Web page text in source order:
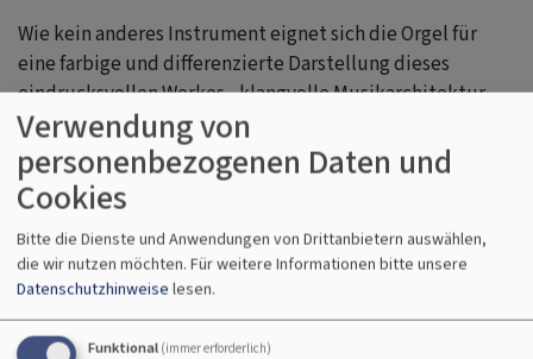
Wie kein anderes Instrument eignet sich die Orgel für
eine farbige und differenzierte Darstellung dieses
eindrucksvollen Werkes - klangvolle Musikarchitektur
keineswegs nur für Spezialisten!
Ein Konzert in Zusammenarbeit mit dem Kuratorium der
Sommerkonzerte in der Wallfahrtskirche St. Alban in
Görwangs
Besprechung in der Allgäuer Zeitung
Verwendung von
personenbezogenen Daten und
Cookies
Bitte die Dienste und Anwendungen von Drittanbietern auswählen,
die wir nutzen möchten. Für weitere Informationen bitte unsere
Datenschutzhinweise lesen.
Funktional (immer erforderlich)